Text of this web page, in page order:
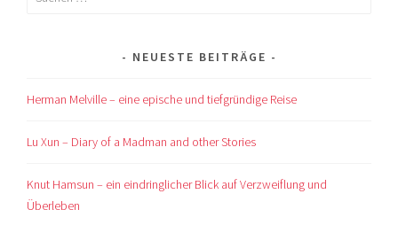
NEUESTE BEITRÄGE
Herman Melville – eine epische und tiefgründige Reise
Lu Xun – Diary of a Madman and other Stories
Knut Hamsun – ein eindringlicher Blick auf Verzweiflung und
Überleben